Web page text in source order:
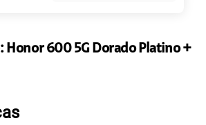
Honor 600 5G Dorado Platino +